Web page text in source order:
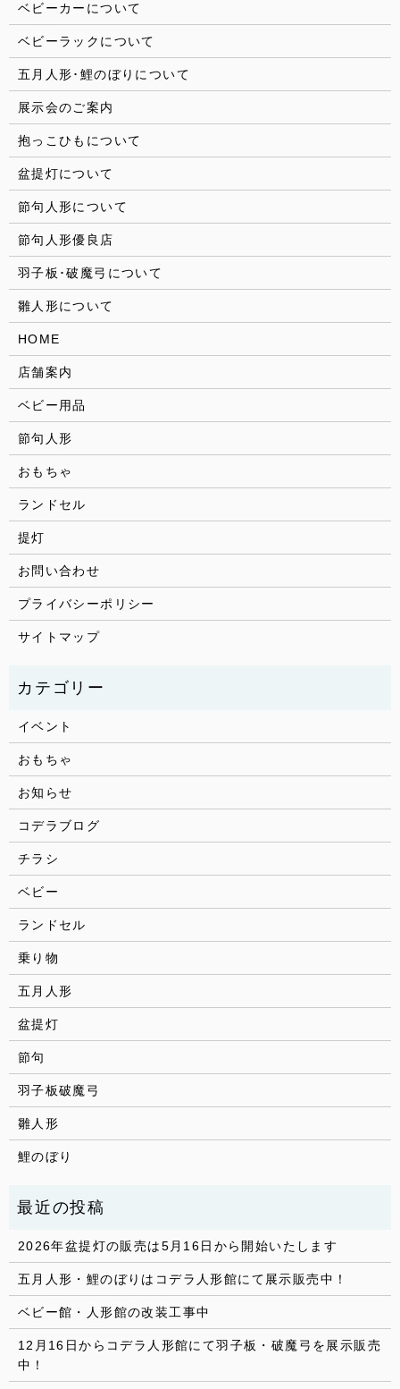
ベビーカーについて
ベビーラックについて
五月人形･鯉のぼりについて
展示会のご案内
抱っこひもについて
盆提灯について
節句人形について
節句人形優良店
羽子板･破魔弓について
雛人形について
HOME
店舗案内
ベビー用品
節句人形
おもちゃ
ランドセル
提灯
お問い合わせ
プライバシーポリシー
サイトマップ
イベント
おもちゃ
お知らせ
コデラブログ
チラシ
ベビー
ランドセル
乗り物
五月人形
盆提灯
節句
羽子板破魔弓
雛人形
鯉のぼり
2026年盆提灯の販売は5月16日から開始いたします
五月人形・鯉のぼりはコデラ人形館にて展示販売中！
ベビー館・人形館の改装工事中
12月16日からコデラ人形館にて羽子板・破魔弓を展示販売
中！